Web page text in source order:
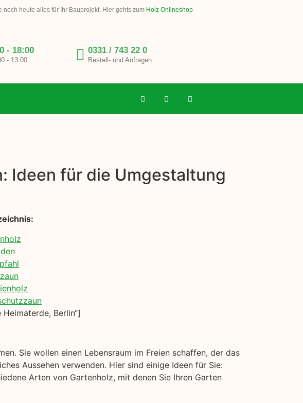
heute alles für Ihr Bauprojekt. Hier gehts zum Holz Onlineshop
- 18:00
- 13:00
0331 / 743 22 0
Bestell- und Anfragen
Ideen für die Umgestaltung
Berlin“]
Sie wollen einen Lebensraum im Freien schaffen, der das
Aussehen verwenden. Hier sind einige Ideen für Sie:
Arten von Gartenholz, mit denen Sie Ihren Garten